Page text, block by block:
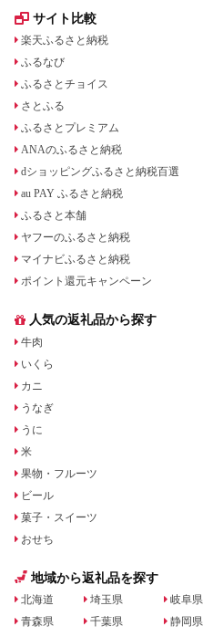
サイト比較
楽天ふるさと納税
ふるなび
ふるさとチョイス
さとふる
ふるさとプレミアム
ANAのふるさと納税
dショッピングふるさと納税百選
au PAY ふるさと納税
ふるさと本舗
ヤフーのふるさと納税
マイナビふるさと納税
ポイント還元キャンペーン
人気の返礼品から探す
牛肉
いくら
カニ
うなぎ
うに
米
果物・フルーツ
ビール
菓子・スイーツ
おせち
地域から返礼品を探す
北海道
青森県
埼玉県
千葉県
岐阜県
静岡県